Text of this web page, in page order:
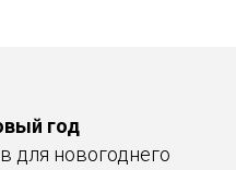
год
для новогоднего